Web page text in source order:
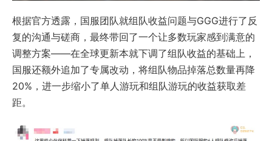
根据官方透露，国服团队就组队收益问题与GGG进行了反
复的沟通与磋商，最终带回了一个让多数玩家感到满意的
调整方案——在全球更新本就下调了组队收益的基础上，
国服还额外追加了专属改动，将组队物品掉落总数量再降
20%，进一步缩小了单人游玩和组队游玩的收益获取差
距。